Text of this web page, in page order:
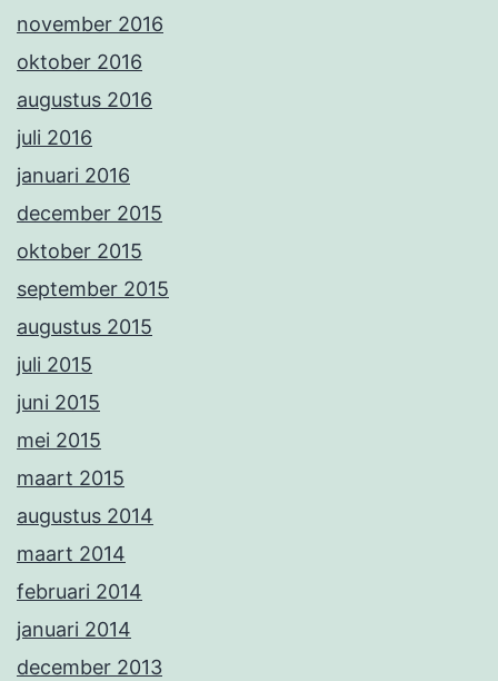
november 2016
oktober 2016
augustus 2016
juli 2016
januari 2016
december 2015
oktober 2015
september 2015
augustus 2015
juli 2015
juni 2015
mei 2015
maart 2015
augustus 2014
maart 2014
februari 2014
januari 2014
december 2013